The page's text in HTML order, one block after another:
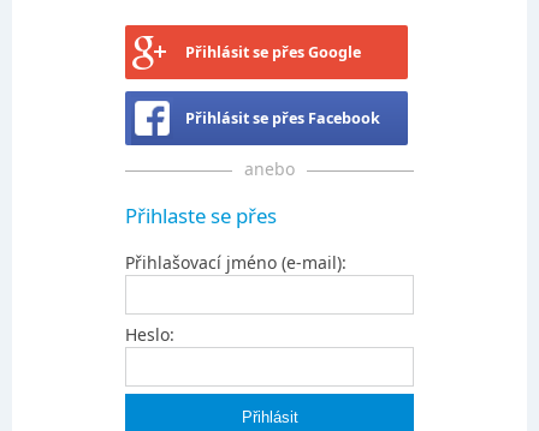
Přihlásit se přes Google
Přihlásit se přes Facebook
anebo
Přihlaste se přes
Přihlašovací jméno (e-mail):
Heslo: